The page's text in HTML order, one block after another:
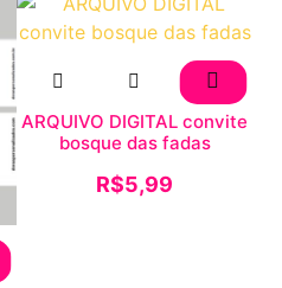
ARQUIVO DIGITAL convite
bosque das fadas
R$5,99